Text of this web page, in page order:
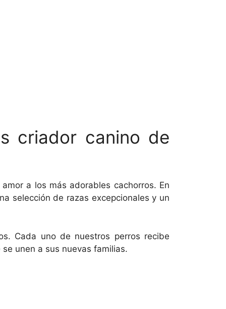
criador canino de
a los más adorables cachorros. En
selección de razas excepcionales y un
Cada uno de nuestros perros recibe
unen a sus nuevas familias.